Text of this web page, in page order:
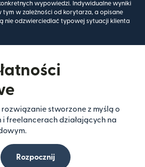
wypowiedzi. Indywidualne wyniki
tym w zależności od korytarza, a opisane
nie odzwierciedlać typowej sytuacji klienta
rozwiązanie stworzone z myślą o
i freelancerach działających na
Rozpocznij